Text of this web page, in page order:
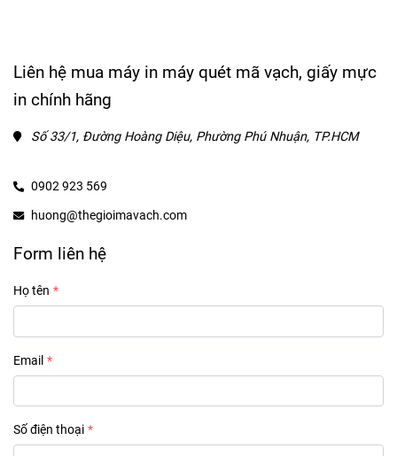
Liên hệ mua máy in máy quét mã vạch, giấy mực
in chính hãng
Số 33/1, Đường Hoàng Diệu, Phường Phú Nhuận, TP.HCM
0902 923 569
huong@thegioimavach.com
Form liên hệ
Họ tên
Email
Số điện thoại